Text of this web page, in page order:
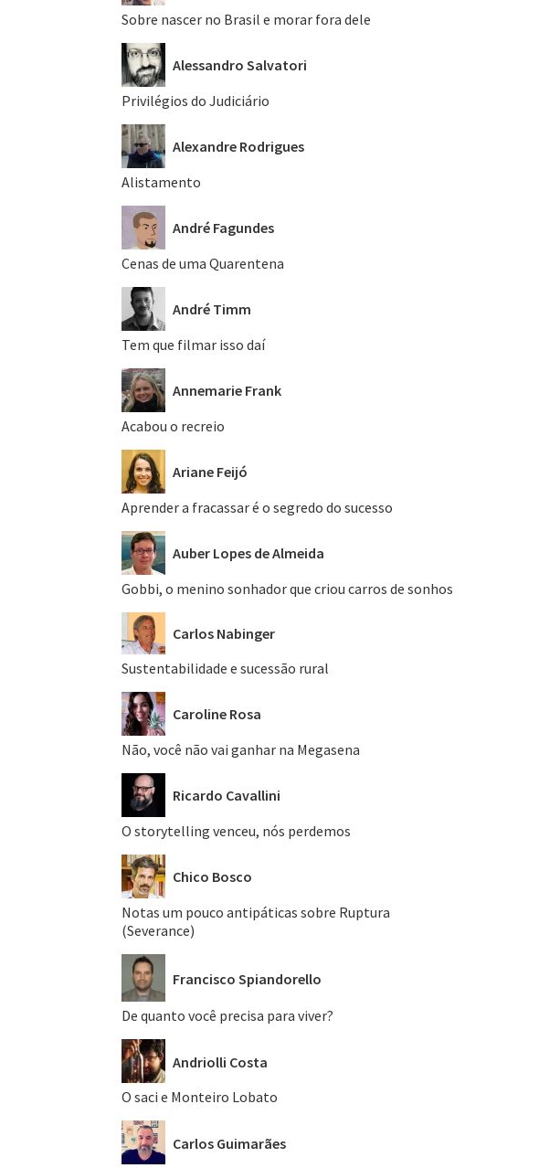
Sobre nascer no Brasil e morar fora dele
Alessandro Salvatori
Privilégios do Judiciário
Alexandre Rodrigues
Alistamento
André Fagundes
Cenas de uma Quarentena
André Timm
Tem que filmar isso daí
Annemarie Frank
Acabou o recreio
Ariane Feijó
Aprender a fracassar é o segredo do sucesso
Auber Lopes de Almeida
Gobbi, o menino sonhador que criou carros de sonhos
Carlos Nabinger
Sustentabilidade e sucessão rural
Caroline Rosa
Não, você não vai ganhar na Megasena
Ricardo Cavallini
O storytelling venceu, nós perdemos
Chico Bosco
Notas um pouco antipáticas sobre Ruptura
(Severance)
Francisco Spiandorello
De quanto você precisa para viver?
Andriolli Costa
O saci e Monteiro Lobato
Carlos Guimarães